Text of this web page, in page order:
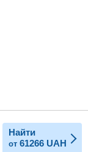
Найти
от 61266 UAH